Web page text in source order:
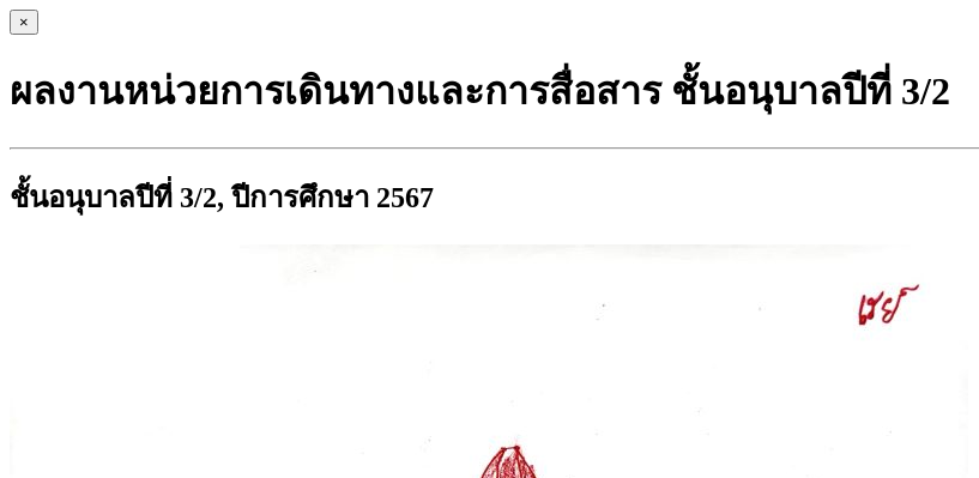
×
ผลงานหน่วยการเดินทางและการสื่อสาร ชั้นอนุบาลปีที่ 3/2
ชั้นอนุบาลปีที่ 3/2, ปีการศึกษา 2567